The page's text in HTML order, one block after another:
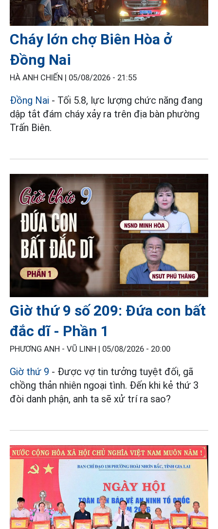
Cháy lớn chợ Biên Hòa ở
Đồng Nai
HÀ ANH CHIẾN | 05/08/2026 - 21:55
Đồng Nai - Tối 5.8, lực lượng chức năng đang
dập tắt đám cháy xảy ra trên địa bàn phường
Trấn Biên.
Giờ thứ 9 số 209: Đứa con bất
đắc dĩ - Phần 1
PHƯƠNG ANH - VŨ LINH | 05/08/2026 - 20:00
Giờ thứ 9 - Được vợ tin tưởng tuyệt đối, gã
chồng thản nhiên ngoại tình. Đến khi kẻ thứ 3
đòi danh phận, anh ta sẽ xử trí ra sao?